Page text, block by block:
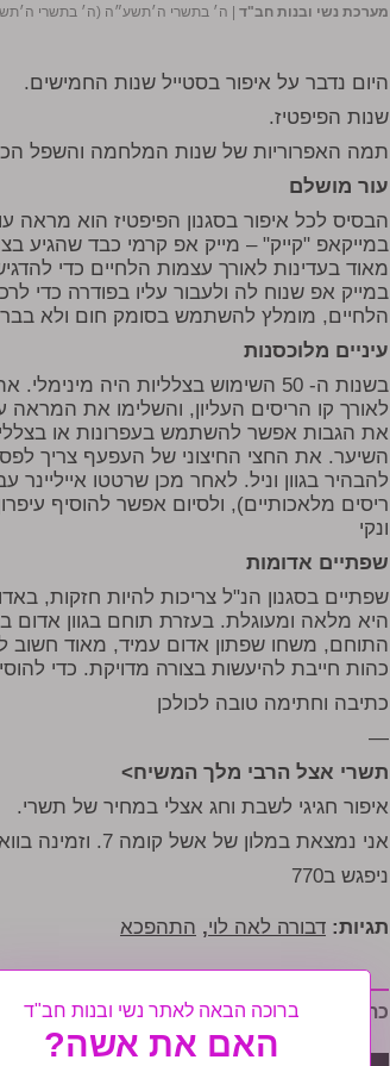
מערכת נשי ובנות חב"ד ה׳ בתשרי ה׳תשע״ה (ה׳ בתשרי ה׳תשע״ה (29/
.היום נדבר על איפור בסטייל שנות החמישים
.שנות הפיפטיז
.תמה האפרוריות של שנות המלחמה והשפל
עור מושלם
במייקאפ "קייק" – מייק אפ קרמי כבד שהגיע
מאוד בעדינות לאורך עצמות הלחיים כדי
במייק אפ שנוח לה ולעבור עליו בפודרה כדי
הלחיים, מומלץ להשתמש בסומק חום ולא
עיניים מלוכסנות
בשנות ה- 50 השימוש בצלליות היה
לאורך קו הריסים העליון, והשלימו את
את הגבות אפשר להשתמש בעפרונות או
השיער. את החצי החיצוני של העפעף צריך
להבהיר בגוון וניל. לאחר מכן שרטטו
ריסים מלאכותיים), ולסיום אפשר להוסיף
ונקי
שפתיים אדומות
שפתיים בסגנון הנ"ל צריכות להיות חזקות,
היא מלאה ומעוגלת. בעזרת תוחם בגוון
התוחם, משחו שפתון אדום עמיד, מאוד
כהות חייבת להיעשות בצורה מדויקת. כדי
כתיבה וחתימה טובה לכולכן
—
<תשרי אצל הרבי מלך המשיח
.איפור חגיגי לשבת וחג אצלי במחיר של תשרי
אני נמצאת במלון של אשל קומה 7. וזמינה בוואטצפ: 052-7365770
ניפגש ב770
תגיות: דבורה לאה לוי, התהפכא
כתבות נוספות שיעניינו אותך:
ברוכה הבאה לאתר נשי ובנות חב"ד
האם את אשה?